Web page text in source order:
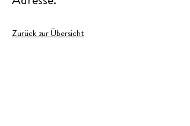
Zurück zur Übersicht